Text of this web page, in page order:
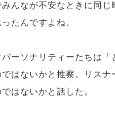
んなが不安なときに同
たんですよね。
ーソナリティーたちは
はないかと推察。リス
はないかと話した。